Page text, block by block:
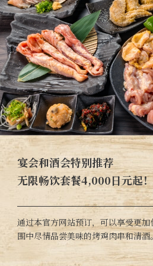
宴会和酒会特别推荐
无限畅饮套餐4,000日元起
通过本官方网站预订，可以享受更
围中尽情品尝美味的烤鸡肉串和清酒